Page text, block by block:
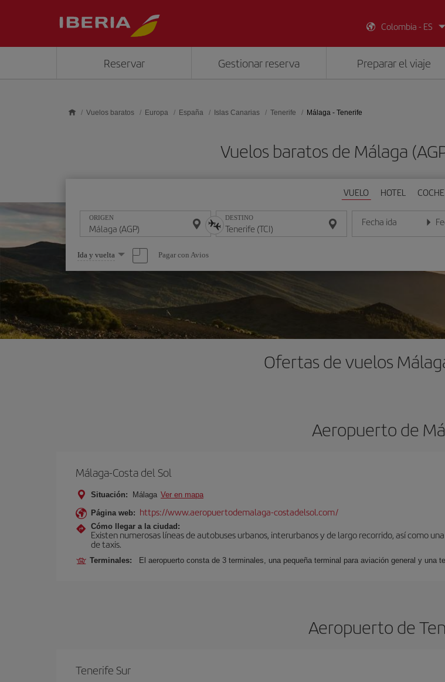
Colombia - ES
Reservar Gestionar reserva Preparar el viaje
Vuelos baratos Europa España Islas Canarias Tenerife Málaga - Tenerife
Vuelos baratos de Málaga
VUELO HOTEL COCHE
ORIGEN DESTINO Fecha ida
Introduce la fecha en
Seleccione
una
opción
Ida y vuelta Pagar con Avios
Ofertas de vuelos
Aeropuerto de
Málaga-Costa del Sol
Situación: Málaga Ver en mapa
Página web: https://www.aeropuertodemalaga-costadelsol.com/
Cómo llegar a la ciudad:
Existen numerosas líneas de autobuses urbanos, interurbanos y de largo recorrido, así como
de taxis.
Terminales: El aeropuerto consta de 3 terminales, una pequeña terminal para aviación general y una
Aeropuerto de
Tenerife Sur